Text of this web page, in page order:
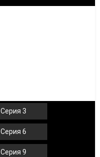
Серия 3
Серия 6
Серия 9